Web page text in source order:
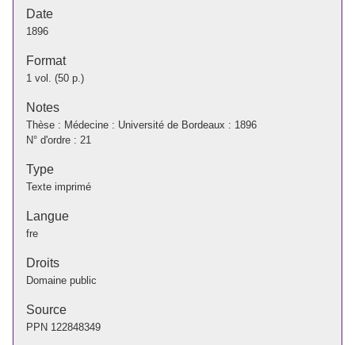
Date
1896
Format
1 vol. (50 p.)
Notes
Thèse : Médecine : Université de Bordeaux : 1896
N° d'ordre : 21
Type
Texte imprimé
Langue
fre
Droits
Domaine public
Source
PPN 122848349